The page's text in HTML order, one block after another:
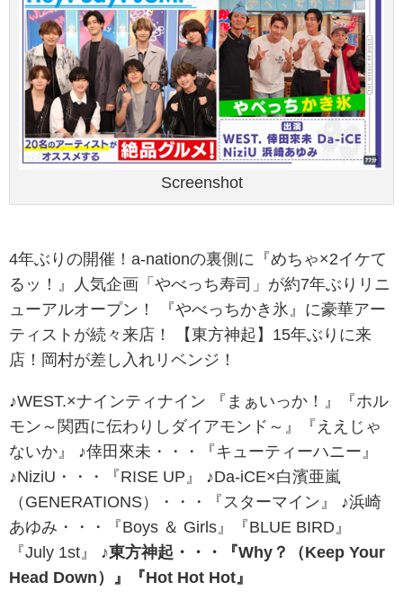
Screenshot
4年ぶりの開催！a-nationの裏側に『めちゃ×2イケて
るッ！』人気企画「やべっち寿司」が約7年ぶりリニ
ューアルオープン！ 『やべっちかき氷』に豪華アー
ティストが続々来店！ 【東方神起】15年ぶりに来
店！岡村が差し入れリベンジ！
♪WEST.×ナインティナイン 『まぁいっか！』『ホル
モン～関西に伝わりしダイアモンド～』『ええじゃ
ないか』 ♪倖田來未・・・『キューティーハニー』
♪NiziU・・・『RISE UP』 ♪Da-iCE×白濱亜嵐
（GENERATIONS）・・・『スターマイン』 ♪浜崎
あゆみ・・・『Boys ＆ Girls』『BLUE BIRD』
『July 1st』 ♪東方神起・・・『Why？（Keep Your
Head Down）』『Hot Hot Hot』